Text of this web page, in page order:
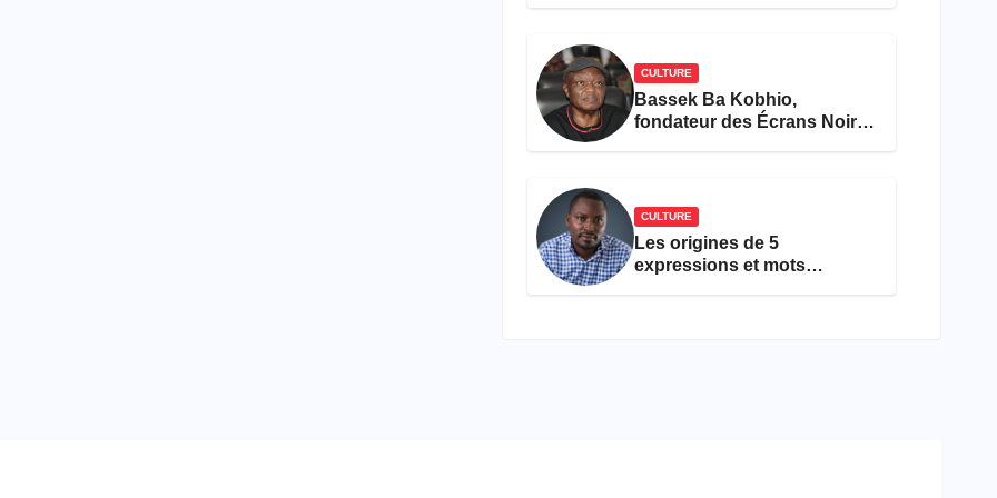
CULTURE
Bassek Ba Kobhio,
fondateur des Écrans Noirs,
CULTURE
Les origines de 5
expressions et mots